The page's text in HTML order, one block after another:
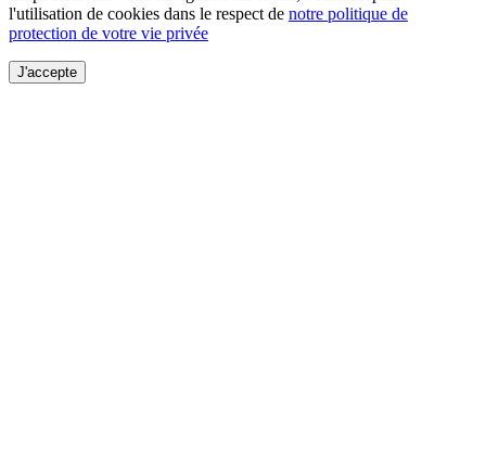
l'utilisation de cookies dans le respect de notre politique de
protection de votre vie privée
J'accepte